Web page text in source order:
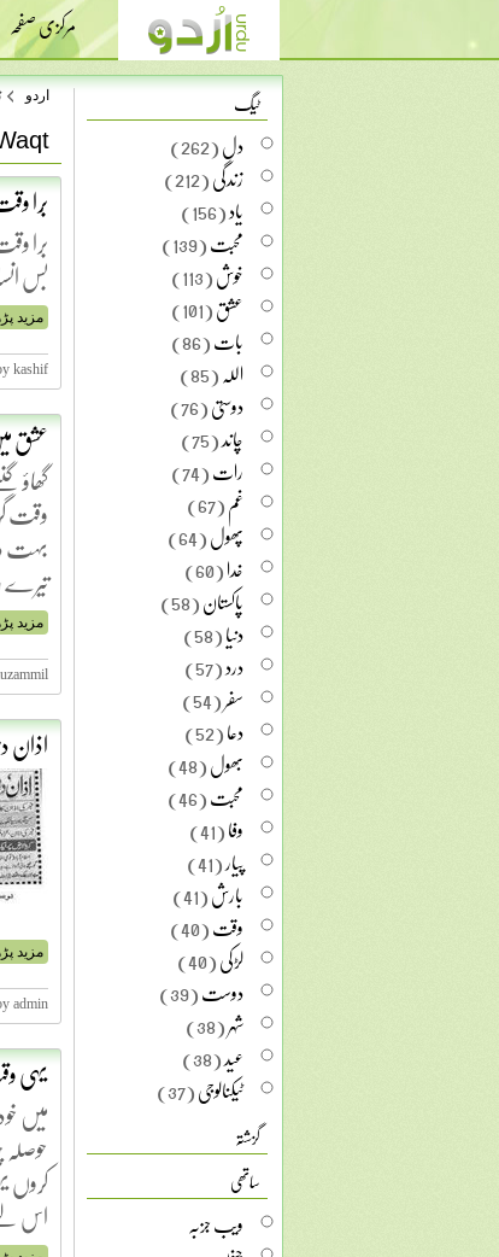
مرکزی صفحہ
اردو
بُرا
برا
بس
مزید
kashif
عشق
گھاؤ
وقت
بہت
مزید
اذان
مزید
admin
یہی
میں
کروں
اس
ٹیگ
دل(262)
زندگی(212)
یاد(156)
محبت(139)
خوش(113)
عشق(101)
بات(86)
اللہ(85)
دوستی(76)
چاند(75)
رات(74)
غم(67)
پھول(64)
خدا(60)
پاکستان(58)
دنیا(58)
درد(57)
سفر(54)
دعا(52)
بھول(48)
محبت(46)
وفا(41)
پیار(41)
بارش(41)
وقت(40)
لڑکی(40)
دوست(39)
شہر(38)
عید(38)
ٹیکنالوجی(37)
گزشتہ
ساتھی
ویب جزبہ